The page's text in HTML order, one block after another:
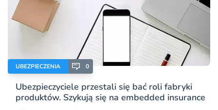
UBEZPIECZENIA 0
Ubezpieczyciele przestali się bać roli fabryki
produktów. Szykują się na embedded insurance